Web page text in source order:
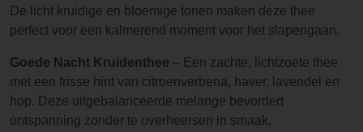
De licht kruidige en bloemige tonen maken deze thee
perfect voor een kalmerend moment voor het slapengaan.
Goede Nacht Kruidenthee – Een zachte, lichtzoete thee
met een frisse hint van citroenverbena, haver, lavendel en
hop. Deze uitgebalanceerde melange bevordert
ontspanning zonder te overheersen in smaak.